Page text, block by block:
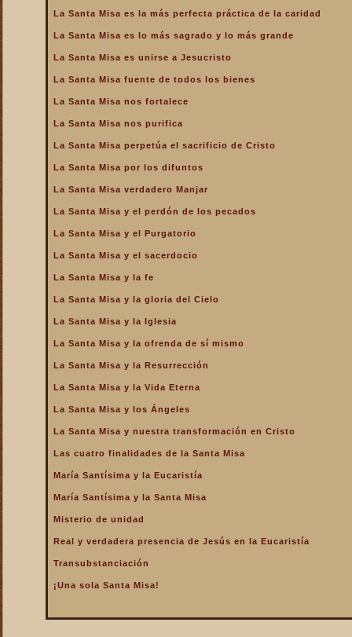
perfecta oración
La Santa Misa es la más
caridad
La Santa Misa es lo más
sagrado y lo más grande
La Santa Misa es medicina
La Santa Misa es unirse a
La Santa Misa escuela de
todos los bienes
La Santa Misa le da la
a cargar nuestra cruz
La Santa Misa nos fortalece
La Santa Misa nos libra del
infierno y nos da la
La Santa Misa nos purifica
sacrificio de Cristo
La Santa Misa por los
descanso
La Santa Misa verdadero
La Santa Misa es la más perfecta práctica de la caridad
La Santa Misa es lo más sagrado y lo más grande
La Santa Misa es unirse a Jesucristo
La Santa Misa fuente de todos los bienes
La Santa Misa nos fortalece
La Santa Misa nos purifica
La Santa Misa perpetúa el sacrificio de Cristo
La Santa Misa por los difuntos
La Santa Misa verdadero Manjar
La Santa Misa y el perdón de los pecados
La Santa Misa y el Purgatorio
La Santa Misa y el sacerdocio
La Santa Misa y la fe
La Santa Misa y la gloria del Cielo
La Santa Misa y la Iglesia
La Santa Misa y la ofrenda de sí mismo
La Santa Misa y la Resurrección
La Santa Misa y la Vida Eterna
La Santa Misa y los Ángeles
La Santa Misa y nuestra transformación en Cristo
Las cuatro finalidades de la Santa Misa
María Santísima y la Eucaristía
María Santísima y la Santa Misa
Misterio de unidad
Real y verdadera presencia de Jesús en la Eucaristía
Transubstanciación
¡Una sola Santa Misa!